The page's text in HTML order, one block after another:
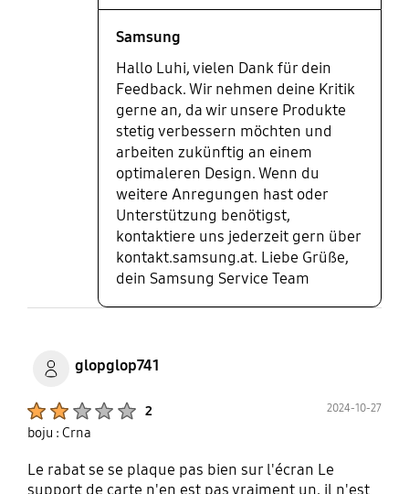
Samsung
Hallo Luhi, vielen Dank für dein
Feedback. Wir nehmen deine Kritik
gerne an, da wir unsere Produkte
stetig verbessern möchten und
arbeiten zukünftig an einem
optimaleren Design. Wenn du
weitere Anregungen hast oder
Unterstützung benötigst,
kontaktiere uns jederzeit gern über
kontakt.samsung.at. Liebe Grüße,
dein Samsung Service Team
glopglop741
2 2024-10-27
boju : Crna
Le rabat se se plaque pas bien sur l'écran Le
support de carte n'en est pas vraiment un, il n'est